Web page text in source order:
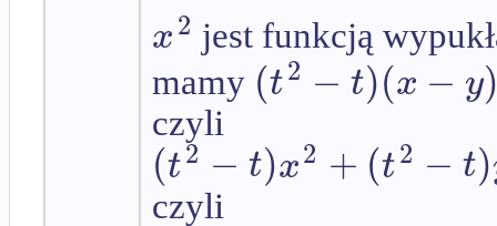
x2 jest funkcją
mamy (t2 − t)(x − y
czyli
(t2 − t)x2 + (t2 − t)
czyli